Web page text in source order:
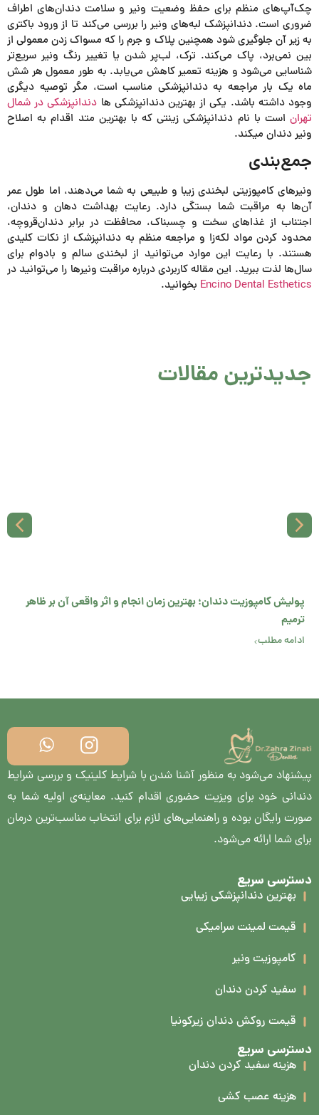
چک‌آپ‌های منظم برای حفظ وضعیت ونیر و سلامت دندان‌های اطراف
ضروری است. دندانپزشک لبه‌های ونیر را بررسی می‌کند تا از ورود باکتری
به زیر آن جلوگیری شود همچنین پلاک و جرم را که مسواک زدن معمولی از
بین نمی‌برد، پاک می‌کند. ترک، لب‌پر شدن یا تغییر رنگ ونیر سریع‌تر
شناسایی می‌شود و هزینه تعمیر کاهش می‌یابد. به طور معمول هر شش
ماه یک بار مراجعه به دندانپزشکی مناسب است، مگر توصیه دیگری
وجود داشته باشد. یکی از بهترین دندانپزشکی ها دندانپزشکی در شمال
تهران است با نام دندانپزشکی زینتی که با بهترین متد اقدام به اصلاح
ونیر دندان میکند.
جمع‌بندی
ونیرهای کامپوزیتی لبخندی زیبا و طبیعی به شما می‌دهند، اما طول عمر
آن‌ها به مراقبت شما بستگی دارد. رعایت بهداشت دهان و دندان،
اجتناب از غذاهای سخت و چسبناک، محافظت در برابر دندان‌قروچه،
محدود کردن مواد لکه‌زا و مراجعه منظم به دندانپزشک از نکات کلیدی
هستند. با رعایت این موارد می‌توانید از لبخندی سالم و بادوام برای
سال‌ها لذت ببرید. این مقاله کاربردی درباره مراقبت ونیرها را می‌توانید در
Encino Dental Esthetics بخوانید.
جدیدترین مقالات
و اثر واقعی آن بر ظاهر
تاثیر قهوه بر رنگ دندان و مقایسه آن با
پیشنهاد می‌شود به منظور آشنا شدن با شرایط کلینیک و بررسی شرایط
دندانی خود برای ویزیت حضوری اقدام کنید. معاینه‌ی اولیه شما به
صورت رایگان بوده و راهنمایی‌های لازم برای انتخاب مناسب‌ترین درمان
برای شما ارائه می‌شود.
دسترسی سریع
بهترین دندانپزشکی زیبایی
قیمت لمینت سرامیکی
کامپوزیت ونیر
سفید کردن دندان
قیمت روکش دندان زیرکونیا
دسترسی سریع
هزینه سفید کردن دندان
هزینه عصب کشی